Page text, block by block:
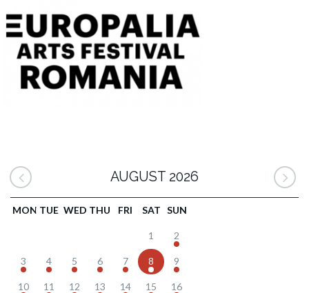
AUGUST 2026
MON TUE WED THU FRI SAT SUN
1 2
3 4 5 6 7 8 9
10 11 12 13 14 15 16